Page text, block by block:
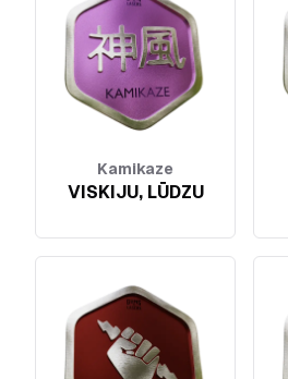
Kamikaze
VISKIJU, LŪDZU